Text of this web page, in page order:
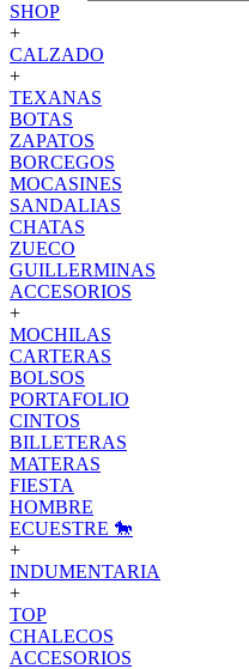
SHOP
+
CALZADO
+
TEXANAS
BOTAS
ZAPATOS
BORCEGOS
MOCASINES
SANDALIAS
CHATAS
ZUECO
GUILLERMINAS
ACCESORIOS
+
MOCHILAS
CARTERAS
BOLSOS
PORTAFOLIO
CINTOS
BILLETERAS
MATERAS
FIESTA
HOMBRE
ECUESTRE 🐎
+
INDUMENTARIA
+
TOP
CHALECOS
ACCESORIOS